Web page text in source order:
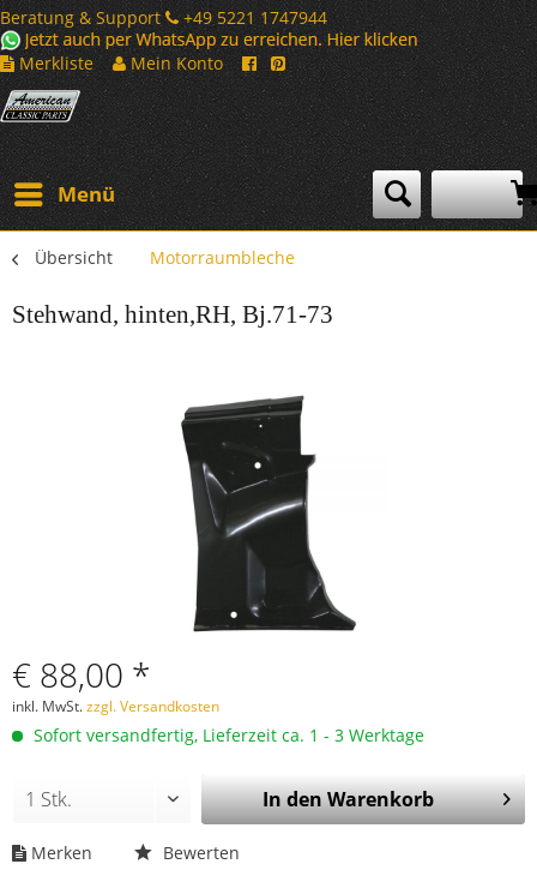
Beratung & Support
+49 5221 1747944
Merkliste
Mein Konto
Menü
Übersicht Motorraumbleche
Stehwand, hinten,RH, Bj.71-73
€ 88,00 *
inkl. MwSt.zzgl. Versandkosten
Sofort versandfertig, Lieferzeit ca. 1 - 3 Werktage
In denWarenkorb
Merken Bewerten